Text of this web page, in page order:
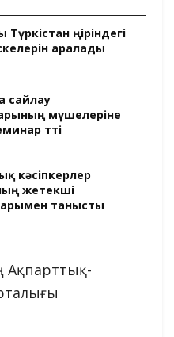
Түркістан өңіріндегі
аралады
сайлау
мүшелеріне
өтті
кәсіпкерлер
жетекші
танысты